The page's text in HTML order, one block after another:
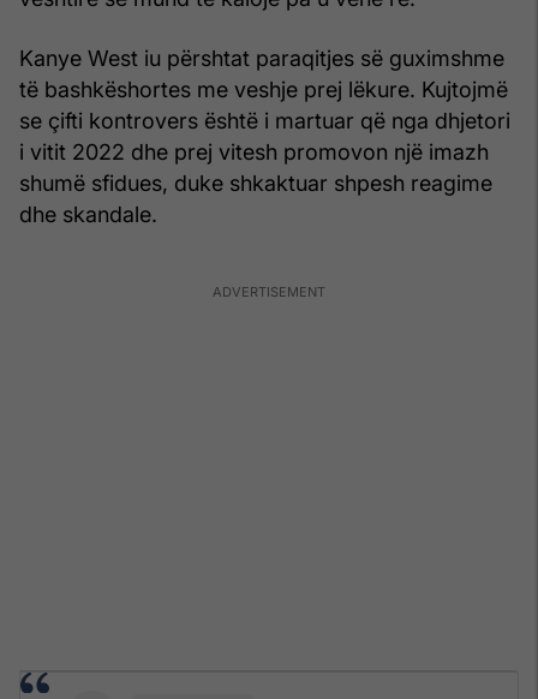
Kanye West iu përshtat paraqitjes së guximshme
të bashkëshortes me veshje prej lëkure. Kujtojmë
se çifti kontrovers është i martuar që nga dhjetori
i vitit 2022 dhe prej vitesh promovon një imazh
shumë sfidues, duke shkaktuar shpesh reagime
dhe skandale.